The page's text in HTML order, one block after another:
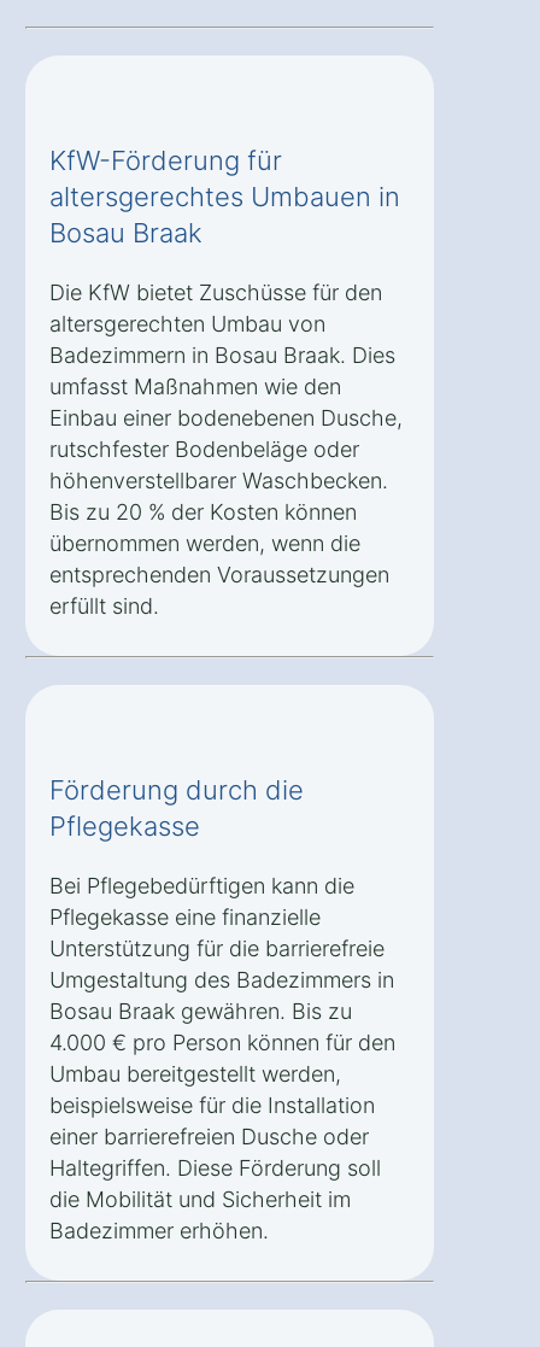
KfW-Förderung für
altersgerechtes Umbauen in
Bosau Braak
Die KfW bietet Zuschüsse für den
altersgerechten Umbau von
Badezimmern in Bosau Braak. Dies
umfasst Maßnahmen wie den
Einbau einer bodenebenen Dusche,
rutschfester Bodenbeläge oder
höhenverstellbarer Waschbecken.
Bis zu 20 % der Kosten können
übernommen werden, wenn die
entsprechenden Voraussetzungen
erfüllt sind.
Förderung durch die
Pflegekasse
Bei Pflegebedürftigen kann die
Pflegekasse eine finanzielle
Unterstützung für die barrierefreie
Umgestaltung des Badezimmers in
Bosau Braak gewähren. Bis zu
4.000 € pro Person können für den
Umbau bereitgestellt werden,
beispielsweise für die Installation
einer barrierefreien Dusche oder
Haltegriffen. Diese Förderung soll
die Mobilität und Sicherheit im
Badezimmer erhöhen.